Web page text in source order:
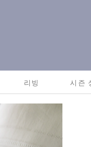
리빙 시즌